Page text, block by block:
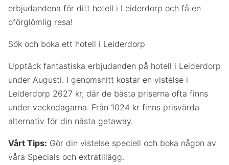
erbjudandena för ditt hotell i Leiderdorp och få en
oförglömlig resa!
Sök och boka ett hotell i Leiderdorp
Upptäck fantastiska erbjudanden på hotell i Leiderdorp
under Augusti. I genomsnitt kostar en vistelse i
Leiderdorp 2627 kr, där de bästa priserna ofta finns
under veckodagarna. Från 1024 kr finns prisvärda
alternativ för din nästa getaway.
Vårt Tips: Gör din vistelse speciell och boka någon av
våra Specials och extratillägg.